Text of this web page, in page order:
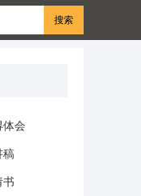
体会
稿
书